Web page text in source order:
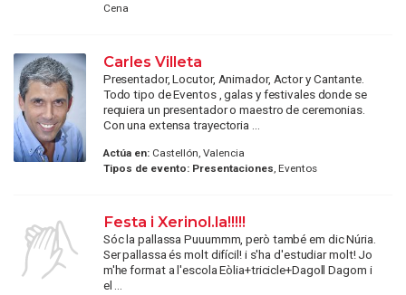
Cena
Carles Villeta
Presentador, Locutor, Animador, Actor y Cantante.
Todo tipo de Eventos , galas y festivales donde se
requiera un presentador o maestro de ceremonias.
Con una extensa trayectoria ...
Actúa en:Castellón, Valencia
Tipos de evento: Presentaciones, Eventos
Festa i Xerinol.la!!!!!
Sóc la pallassa Puuummm, però també em dic Núria.
Ser pallassa és molt difícil! i s'ha d'estudiar molt! Jo
m'he format a l'escola Eòlia+tricicle+Dagoll Dagom i
el ...